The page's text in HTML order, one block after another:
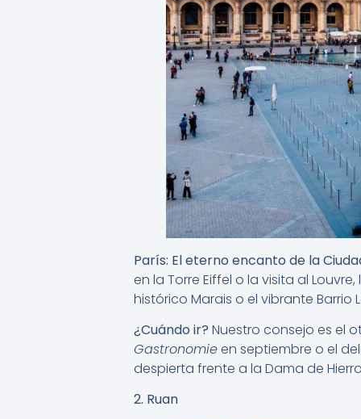
París: El eterno encanto de la
en la Torre Eiffel o la visita al
histórico Marais o el vibrante Barrio
¿Cuándo ir? Nuestro consejo es el
Gastronomieen septiembre o el
despierta frente a la Dama de
2. Ruan